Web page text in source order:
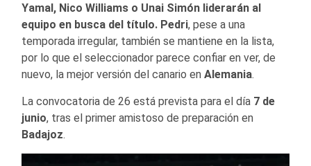
Yamal, Nico Williams o Unai Simón liderarán al
equipo en busca del título. Pedri, pese a una
temporada irregular, también se mantiene en la lista,
por lo que el seleccionador parece confiar en ver, de
nuevo, la mejor versión del canario en Alemania.
La convocatoria de 26 está prevista para el día 7 de
junio, tras el primer amistoso de preparación en
Badajoz.